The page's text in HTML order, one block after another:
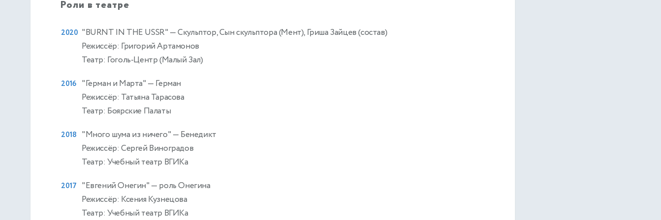
Роли в театре
2020 "BURNT IN THE USSR" — Скульптор, Сын скульптора (Мент), Гриша Зайцев (состав)
Режиссёр: Григорий Артамонов
Театр: Гоголь-Центр (Малый Зал)
2016 "Герман и Марта" — Герман
Режиссёр: Татьяна Тарасова
Театр: Боярские Палаты
2018 "Много шума из ничего" — Бенедикт
Режиссёр: Сергей Виноградов
Театр: Учебный театр ВГИКа
2017 "Евгений Онегин" — роль Онегина
Режиссёр: Ксения Кузнецова
Театр: Учебный театр ВГИКа